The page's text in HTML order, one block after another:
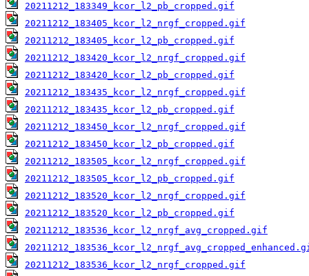
20211212_183349_kcor_l2_pb_cropped.gif
20211212_183405_kcor_l2_nrgf_cropped.gif
20211212_183405_kcor_l2_pb_cropped.gif
20211212_183420_kcor_l2_nrgf_cropped.gif
20211212_183420_kcor_l2_pb_cropped.gif
20211212_183435_kcor_l2_nrgf_cropped.gif
20211212_183435_kcor_l2_pb_cropped.gif
20211212_183450_kcor_l2_nrgf_cropped.gif
20211212_183450_kcor_l2_pb_cropped.gif
20211212_183505_kcor_l2_nrgf_cropped.gif
20211212_183505_kcor_l2_pb_cropped.gif
20211212_183520_kcor_l2_nrgf_cropped.gif
20211212_183520_kcor_l2_pb_cropped.gif
20211212_183536_kcor_l2_nrgf_avg_cropped.gif
20211212_183536_kcor_l2_nrgf_cropped.gif